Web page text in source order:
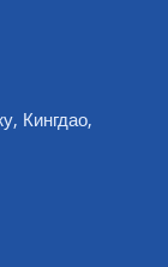
Кингдао,